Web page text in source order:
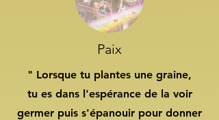
Paix
" Lorsque tu plantes une graine,
tu es dans l'espérance de la voir
germer puis s'épanouir pour donner